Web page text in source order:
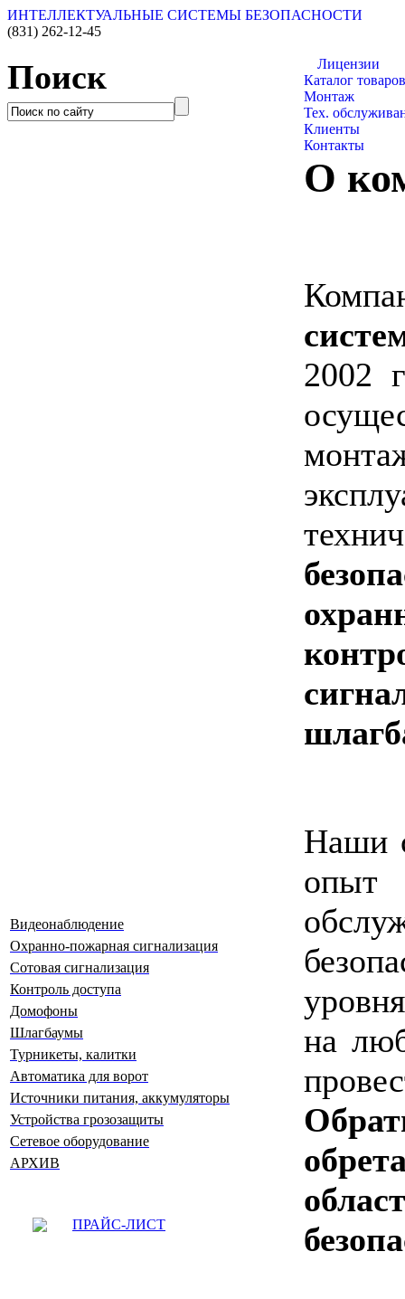
ИНТЕЛЛЕКТУАЛЬНЫЕ СИСТЕМЫ БЕЗОПАСНОСТИ
(831) 262-12-45
Поиск
Лицензии
Каталог товаров
Монтаж
Тех.
Клиенты
Контакты
Видеонаблюдение
Охранно-пожарная сигнализация
Сотовая сигнализация
Контроль доступа
Домофоны
Шлагбаумы
Турникеты, калитки
Автоматика для ворот
Источники питания, аккумуляторы
Устройства грозозащиты
Сетевое оборудование
АРХИВ
ПРАЙС-ЛИСТ
О
2002
Наши
на